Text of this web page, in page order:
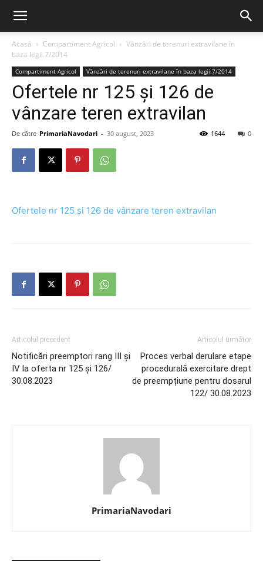
Acasă Compartiment Agricol
Vânzări de terenuri extravilane în
baza legii.7/2014
Compartiment Agricol Vânzări de terenuri extravilane în baza legii.7/2014
Ofertele nr 125 și 126 de
vânzare teren extravilan
De către PrimariaNavodari - 30 august, 2023 0
1644
Ofertele nr 125 și 126 de vânzare teren extravilan
Articolul precedent
Notificări preemptori rang III și
IV la oferta nr 125 și 126/
30.08.2023
Articolul următor
Proces verbal derulare etape
procedurală exercitare drept
de preempțiune pentru dosarul
122/ 30.08.2023
PrimariaNavodari